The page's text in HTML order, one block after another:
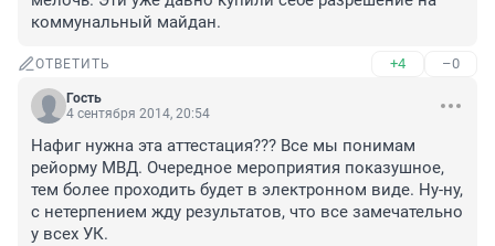
коммунальный майдан.
ОТВЕТИТЬ +4 –0
Гость
4 сентября 2014, 20:54
Нафиг нужна эта аттестация??? Все мы понимам
рейорму МВД. Очередное мероприятия показушное,
тем более проходить будет в электронном виде. Ну-ну,
с нетерпением жду результатов, что все замечательно
у всех УК.